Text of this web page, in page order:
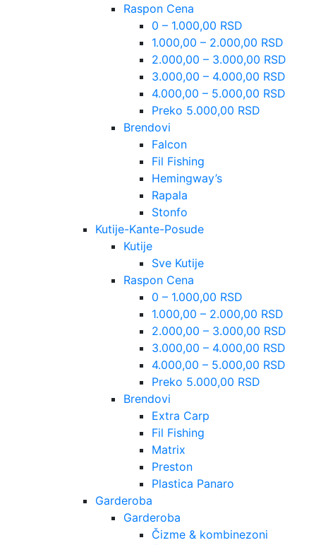
Raspon Cena
0 – 1.000,00 RSD
1.000,00 – 2.000,00 RSD
2.000,00 – 3.000,00 RSD
3.000,00 – 4.000,00 RSD
4.000,00 – 5.000,00 RSD
Preko 5.000,00 RSD
Brendovi
Falcon
Fil Fishing
Hemingway’s
Rapala
Stonfo
Kutije-Kante-Posude
Kutije
Sve Kutije
Raspon Cena
0 – 1.000,00 RSD
1.000,00 – 2.000,00 RSD
2.000,00 – 3.000,00 RSD
3.000,00 – 4.000,00 RSD
4.000,00 – 5.000,00 RSD
Preko 5.000,00 RSD
Brendovi
Extra Carp
Fil Fishing
Matrix
Preston
Plastica Panaro
Garderoba
Garderoba
Čizme & kombinezoni